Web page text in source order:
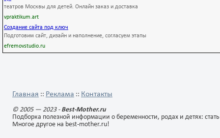
появление товара с
усовершенствованными
свойствами или новый
маркетинговый метод
издержки, повысить спрос
театров Москвы для детей. Онлайн заказ и доставка
vpraktikum.art
Создание сайта под ключ
Подготовим сайт, дизайн и наполнение, согласуем этапы
efremovstudio.ru
Главная :: Реклама :: Контакты
© 2005 — 2023 - Best-Mother.ru
Подборка полезной информации о беременности, родах и детях:
Многое другое на best-mother.ru!